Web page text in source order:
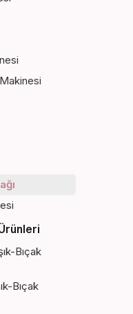
Bıçak
Bıçak